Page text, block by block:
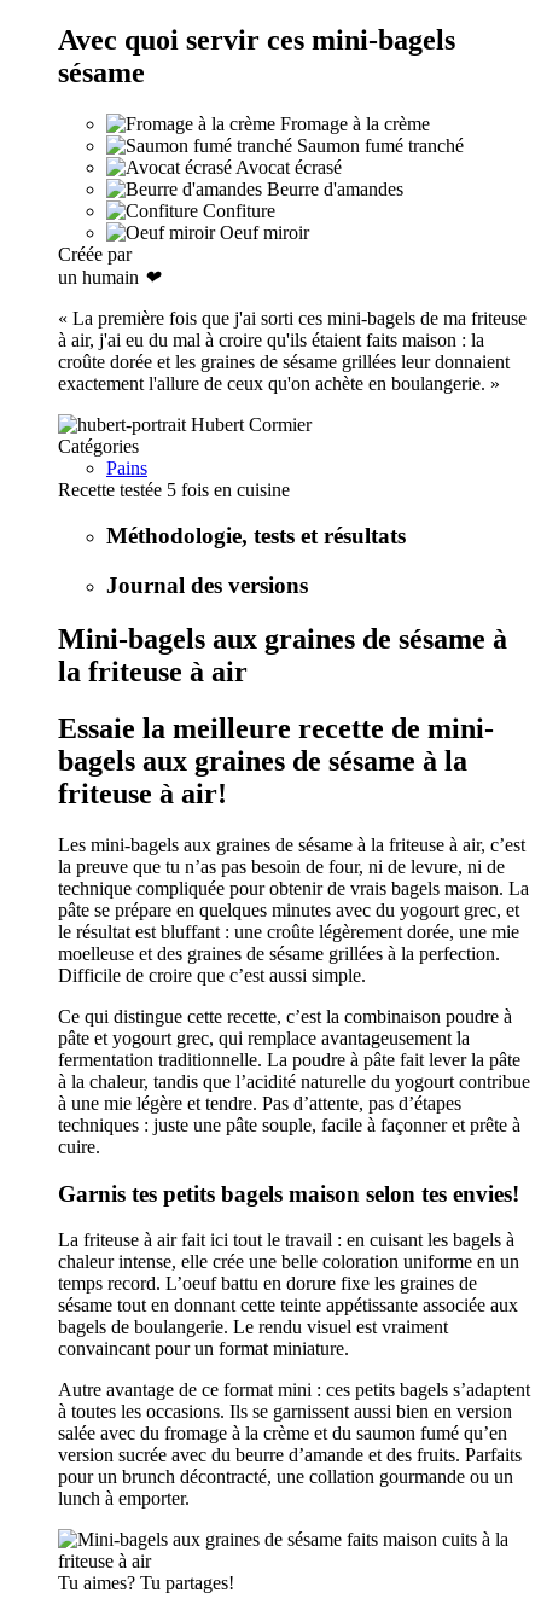
Avec quoi servir ces mini-bagels
sésame
Fromage à la crème
Saumon fumé tranché
Avocat écrasé
Beurre d'amandes
Confiture
Oeuf miroir
Créée par
un humain ❤
« La première fois que j'ai sorti ces mini-bagels de ma friteuse
à air, j'ai eu du mal à croire qu'ils étaient faits maison : la
croûte dorée et les graines de sésame grillées leur donnaient
exactement l'allure de ceux qu'on achète en boulangerie. »
Hubert Cormier
Catégories
Pains
Recette testée 5 fois en cuisine
Méthodologie, tests et résultats
Journal des versions
Mini-bagels aux graines de sésame à
la friteuse à air
Essaie la meilleure recette de mini-
bagels aux graines de sésame à la
friteuse à air!
Les mini-bagels aux graines de sésame à la friteuse à air, c’est
la preuve que tu n’as pas besoin de four, ni de levure, ni de
technique compliquée pour obtenir de vrais bagels maison. La
pâte se prépare en quelques minutes avec du yogourt grec, et
le résultat est bluffant : une croûte légèrement dorée, une mie
moelleuse et des graines de sésame grillées à la perfection.
Difficile de croire que c’est aussi simple.
Ce qui distingue cette recette, c’est la combinaison poudre à
pâte et yogourt grec, qui remplace avantageusement la
fermentation traditionnelle. La poudre à pâte fait lever la pâte
à la chaleur, tandis que l’acidité naturelle du yogourt contribue
à une mie légère et tendre. Pas d’attente, pas d’étapes
techniques : juste une pâte souple, facile à façonner et prête à
cuire.
Garnis tes petits bagels maison selon tes envies!
La friteuse à air fait ici tout le travail : en cuisant les bagels à
chaleur intense, elle crée une belle coloration uniforme en un
temps record. L’oeuf battu en dorure fixe les graines de
sésame tout en donnant cette teinte appétissante associée aux
bagels de boulangerie. Le rendu visuel est vraiment
convaincant pour un format miniature.
Autre avantage de ce format mini : ces petits bagels s’adaptent
à toutes les occasions. Ils se garnissent aussi bien en version
salée avec du fromage à la crème et du saumon fumé qu’en
version sucrée avec du beurre d’amande et des fruits. Parfaits
pour un brunch décontracté, une collation gourmande ou un
lunch à emporter.
Tu aimes? Tu partages!